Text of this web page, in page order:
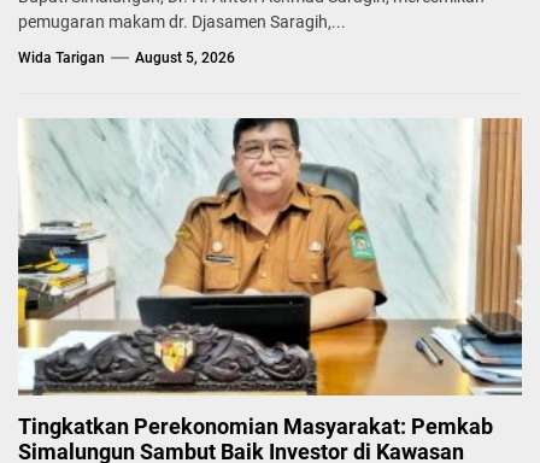
pemugaran makam dr. Djasamen Saragih,...
Wida Tarigan August 5, 2026
Tingkatkan Perekonomian Masyarakat: Pemkab
Simalungun Sambut Baik Investor di Kawasan